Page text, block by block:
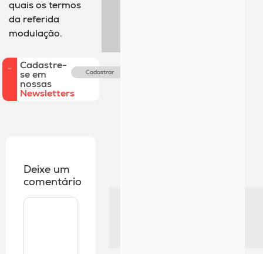
quais os termos
da referida
modulação.
Cadastre-
se em
nossas
Newsletters
Cadastrar
Deixe um
comentário